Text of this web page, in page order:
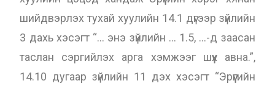
шийдвэрлэх тухай хуулийн 14.1 дүгээр зүйлийн
3 дахь хэсэгт “… энэ зүйлийн … 1.5, …-д заасан
таслан сэргийлэх арга хэмжээг шүүх авна.”,
14.10 дугаар зүйлийн 11 дэх хэсэгт “Эрүүгийн